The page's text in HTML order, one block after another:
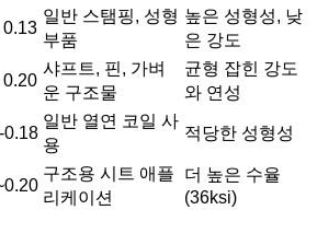
0.13
일반 스탬핑, 성형
부품
높은 성형성, 낮
은 강도
0.20
샤프트, 핀, 가벼
운 구조물
균형 잡힌 강도
와 연성
0.18
일반 열연 코일 사
용
적당한 성형성
구조용 시트 애플
리케이션
더 높은 수율
(36ksi)